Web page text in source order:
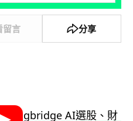
留言 分享